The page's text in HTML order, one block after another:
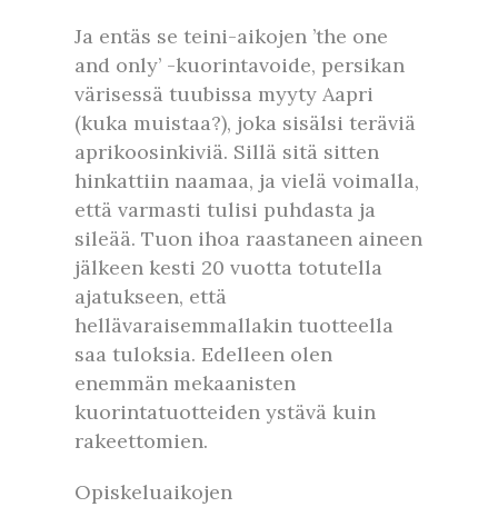
Ja entäs se teini-aikojen ’the one
and only’ -kuorintavoide, persikan
värisessä tuubissa myyty Aapri
(kuka muistaa?), joka sisälsi teräviä
aprikoosinkiviä. Sillä sitä sitten
hinkattiin naamaa, ja vielä voimalla,
että varmasti tulisi puhdasta ja
sileää. Tuon ihoa raastaneen aineen
jälkeen kesti 20 vuotta totutella
ajatukseen, että
hellävaraisemmallakin tuotteella
saa tuloksia. Edelleen olen
enemmän mekaanisten
kuorintatuotteiden ystävä kuin
rakeettomien.
Opiskeluaikojen